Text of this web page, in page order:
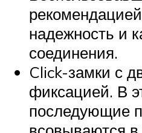
надежность и
соединения.
Click-замки с
фиксацией. В
последующие